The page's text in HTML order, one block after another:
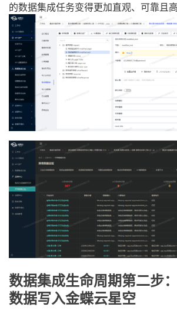
的数据集成任务变得更加直观、可靠且高
数据集成生命周期第二步
数据写入金蝶云星空